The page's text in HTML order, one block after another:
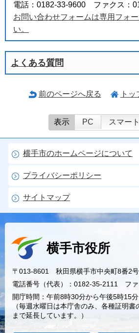
電話：0182-33-9600 ファクス：
お問い合わせフォームは専用フォ
い。
よくある質問
前のページへ戻る ト
表示 PC スマー
横手市のホームページについて
プライバシーポリシー
サイトマップ
横手市役所
〒013-8601 秋田県横手市中央町8番2号
電話番号（代表）：0182-35-2111 フ
開庁時間：午前8時30分から午後5時15
（毎週水曜日は本庁舎のみ、各種証明
まで延長しています。）